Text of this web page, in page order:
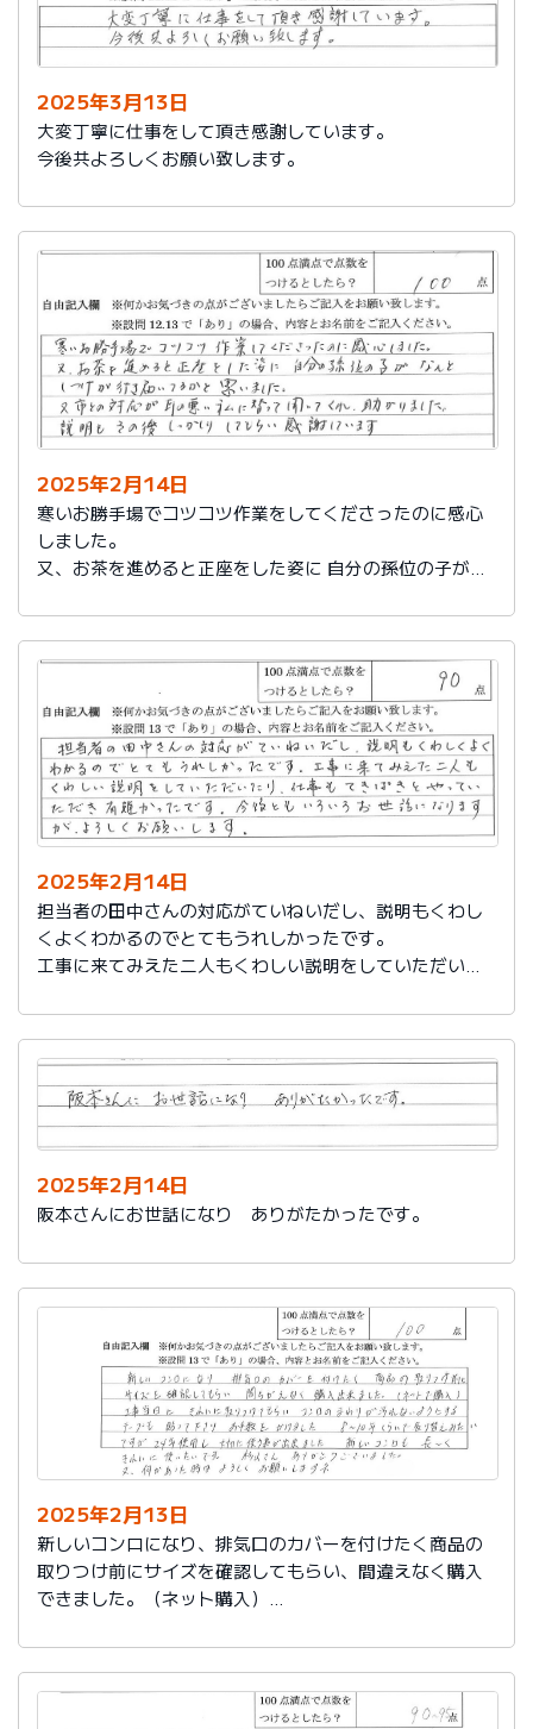
2025年3月13日
大変丁寧に仕事をして頂き感謝しています。
今後共よろしくお願い致します。
2025年2月14日
寒いお勝手場でコツコツ作業をしてくださったのに感心
しました。
又、お茶を進めると正座をした姿に 自分の孫位の子がな
又、市との対応が耳の悪い私に代わって聞いてくれ助か
りました。
説明もその後しっかりしてもらい感謝しています。
2025年2月14日
担当者の田中さんの対応がていねいだし、説明もくわし
くよくわかるのでとてもうれしかったです。
工事に来てみえた二人もくわしい説明をしていただいた
今後ともいろいろお世話になりますが、よろしくお願い
します。
2025年2月14日
阪本さんにお世話になり ありがたかったです。
2025年2月13日
新しいコンロになり、排気口のカバーを付けたく商品の
取りつけ前にサイズを確認してもらい、間違えなく購入
できました。（ネット購入）
汚れないようにするテープも貼って下さりお手数をかけ
ました。
８～10年くらいで取り替えみたいですが、24年使用し大